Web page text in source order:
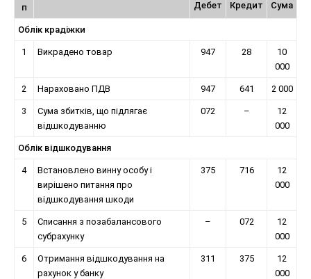
п
Дебет Кредит Сума
Облік крадіжки
1 Викрадено товар 947 28
10
000
2 Нараховано ПДВ 947 641 2 000
3
Сума збитків, що підлягає
відшкодуванню
072 –
12
000
Облік відшкодування
4
Встановлено винну особу і
вирішено питання про
відшкодування шкоди
375 716
12
000
5
Списання з позабалансового
субрахунку
– 072
12
000
6
Отримання відшкодування на
рахунок у банку
311 375
12
000